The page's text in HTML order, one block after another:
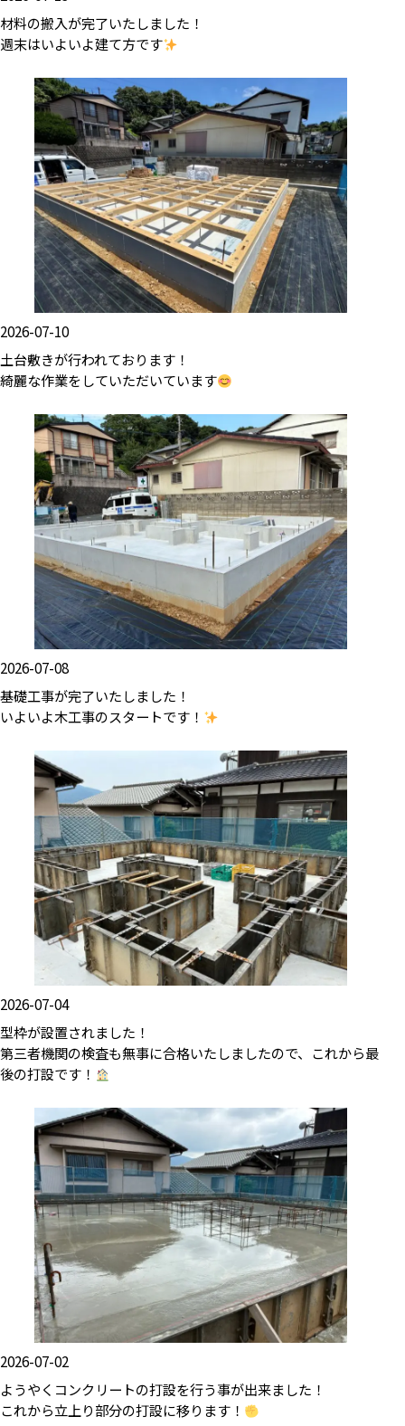
材料の搬入が完了いたしました！
週末はいよいよ建て方です
2026-07-10
土台敷きが行われております！
綺麗な作業をしていただいています
2026-07-08
基礎工事が完了いたしました！
いよいよ木工事のスタートです！
2026-07-04
型枠が設置されました！
第三者機関の検査も無事に合格いたしましたので、これから最
後の打設です！
2026-07-02
ようやくコンクリートの打設を行う事が出来ました！
これから立上り部分の打設に移ります！